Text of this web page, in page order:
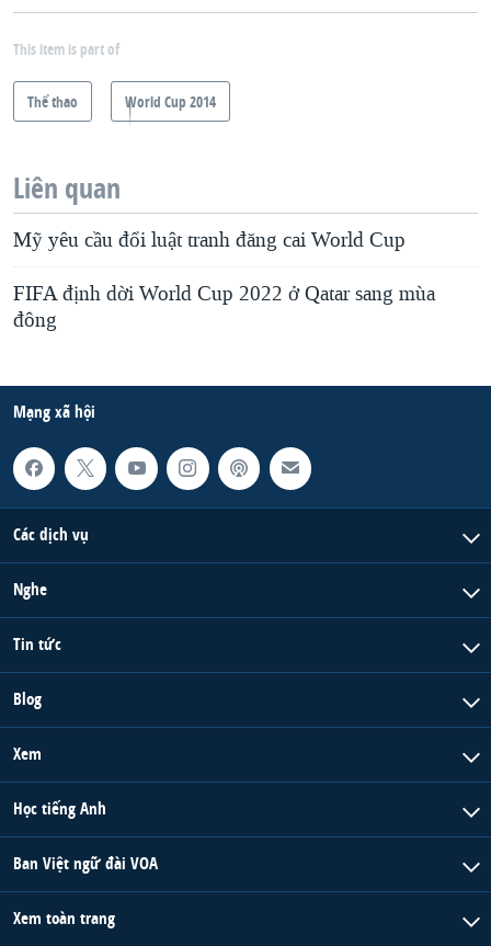
This item is part of
Thể thao World Cup 2014
Liên quan
Mỹ yêu cầu đổi luật tranh đăng cai World Cup
FIFA định dời World Cup 2022 ở Qatar sang mùa
đông
Mạng xã hội
Các dịch vụ
Nghe
Tin tức
Blog
Xem
Học tiếng Anh
Ban Việt ngữ đài VOA
Xem toàn trang